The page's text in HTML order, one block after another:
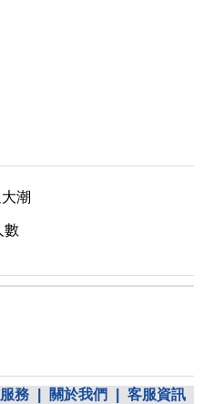
潮
數
務 關於我們 客服資訊